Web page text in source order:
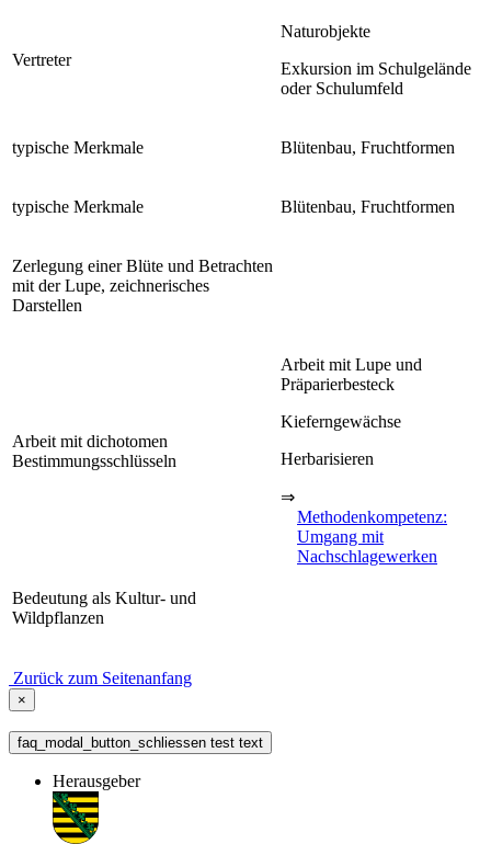
Vertreter
Naturobjekte
Exkursion im Schulgelände
oder Schulumfeld
typische Merkmale Blütenbau, Fruchtformen
typische Merkmale Blütenbau, Fruchtformen
Zerlegung einer Blüte und Betrachten
mit der Lupe, zeichnerisches
Darstellen
Arbeit mit dichotomen
Bestimmungsschlüsseln
Arbeit mit Lupe und
Präparierbesteck
Kieferngewächse
Herbarisieren
⇒
Methodenkompetenz:
Umgang mit
Nachschlagewerken
Bedeutung als Kultur- und
Wildpflanzen
Zurück zum Seitenanfang
×
faq_modal_button_schliessen test text
Herausgeber